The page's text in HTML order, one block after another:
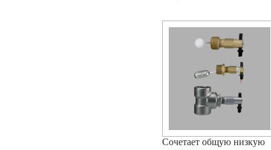
Сочетает общую низкую